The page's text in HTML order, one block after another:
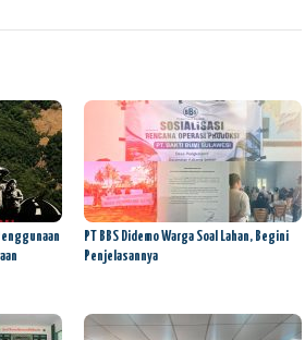
PT BBS Didemo Warga Soal Lahan, Begini
Penjelasannya